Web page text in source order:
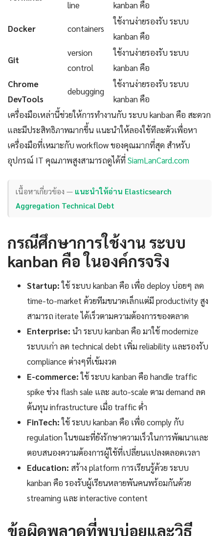
line kanban คือ
Docker containers
ใช้งานง่ายรองรับ ระบบ
kanban คือ
Git
version
control
ใช้งานง่ายรองรับ ระบบ
kanban คือ
Chrome
DevTools
debugging
ใช้งานง่ายรองรับ ระบบ
kanban คือ
เครื่องมือเหล่านี้ช่วยให้การทำงานกับ ระบบ kanban คือ สะดวก
และมีประสิทธิภาพมากขึ้น แนะนำให้ลองใช้ทีละตัวเพื่อหา
เครื่องมือที่เหมาะกับ workflow ของคุณมากที่สุด สำหรับ
อุปกรณ์ IT คุณภาพสูงสามารถดูได้ที่SiamLanCard.com
เนื้อหาเกี่ยวข้อง — แนะนำให้อ่าน Elasticsearch
Aggregation Technical Debt
กรณีศึกษาการใช้งาน ระบบ
kanban คือ ในองค์กรจริง
Startup:ใช้ ระบบ kanban คือ เพื่อ deploy บ่อยๆ ลด
time-to-market ด้วยทีมขนาดเล็กแต่มี productivity สูง
สามารถ iterate ได้เร็วตามความต้องการของตลาด
Enterprise: นำ ระบบ kanban คือ มาใช้ modernize
ระบบเก่า ลด technical debt เพิ่ม reliability และรองรับ
compliance ต่างๆที่เข้มงวด
E-commerce:ใช้ ระบบ kanban คือ handle traffic
spike ช่วง flash sale และ auto-scale ตาม demand ลด
ต้นทุน infrastructure เมื่อ traffic ต่ำ
FinTech:ใช้ ระบบ kanban คือ เพื่อ comply กับ
regulation ในขณะที่ยังรักษาความเร็วในการพัฒนาและ
ตอบสนองความต้องการผู้ใช้ที่เปลี่ยนแปลงตลอดเวลา
Education: สร้าง platform การเรียนรู้ด้วย ระบบ
kanban คือ รองรับผู้เรียนหลายพันคนพร้อมกันด้วย
streaming และ interactive content
ข้อผิดพลาดที่พบบ่อยและวิธี